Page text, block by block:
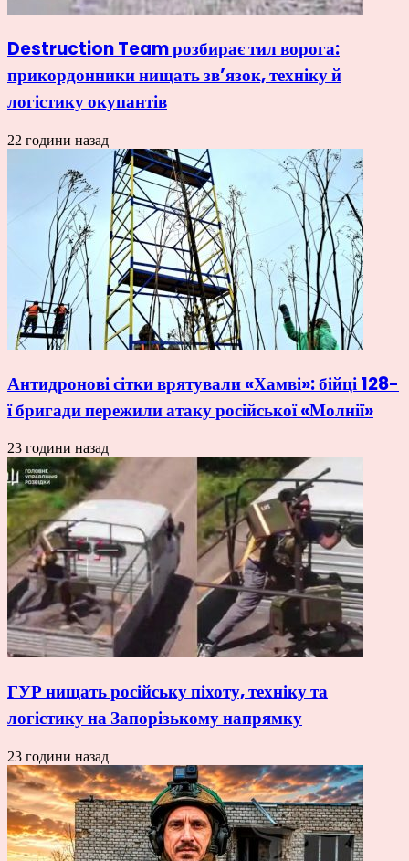
Destruction Team розбирає тил ворога:
прикордонники нищать зв’язок, техніку й
логістику окупантів
22 години назад
Антидронові сітки врятували «Хамві»: бійці 128-
ї бригади пережили атаку російської «Молнії»
23 години назад
ГУР нищать російську піхоту, техніку та
логістику на Запорізькому напрямку
23 години назад